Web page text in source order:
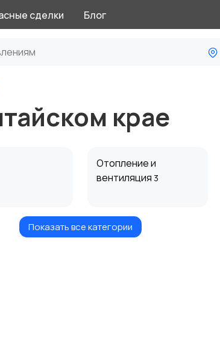
сделки Блог
крае
Отопление и
вентиляция 3
Электроинструмент
Показать все категории